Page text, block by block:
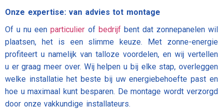
Onze expertise: van advies tot montage
Of u nu eenparticulier of bedrijfbent dat zonnepanelen wil
plaatsen, het is een slimme keuze. Met zonne-energie
profiteert u namelijk van talloze voordelen, en wij vertellen
u er graag meer over. Wij helpen u bij elke stap, overleggen
welke installatie het beste bij uw energiebehoefte past en
hoe u maximaal kunt besparen. De montage wordt verzorgd
door onze vakkundige installateurs.